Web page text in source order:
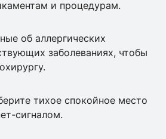
и процедурам.
об аллергических
заболеваниях, чтобы
тихое спокойное место
сигналом.